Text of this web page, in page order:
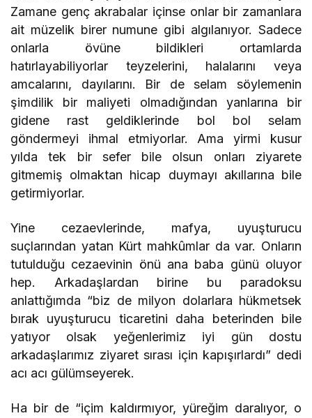
Zamane genç akrabalar içinse onlar bir zamanlara
ait müzelik birer numune gibi algılanıyor. Sadece
onlarla övüne bildikleri ortamlarda
hatırlayabiliyorlar teyzelerini, halalarını veya
amcalarını, dayılarını. Bir de selam söylemenin
şimdilik bir maliyeti olmadığından yanlarına bir
gidene rast geldiklerinde bol bol selam
göndermeyi ihmal etmiyorlar. Ama yirmi kusur
yılda tek bir sefer bile olsun onları ziyarete
gitmemiş olmaktan hicap duymayı akıllarına bile
getirmiyorlar.
Yine cezaevlerinde, mafya, uyuşturucu
suçlarından yatan Kürt mahkûmlar da var. Onların
tutulduğu cezaevinin önü ana baba günü oluyor
hep. Arkadaşlardan birine bu paradoksu
anlattığımda “biz de milyon dolarlara hükmetsek
bırak uyuşturucu ticaretini daha beterinden bile
yatıyor olsak yeğenlerimiz iyi gün dostu
arkadaşlarımız ziyaret sırası için kapışırlardı” dedi
acı acı gülümseyerek.
Ha bir de “içim kaldırmıyor, yüreğim daralıyor, o